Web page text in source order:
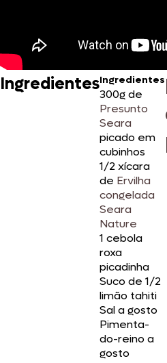
IngredientesIngredientes
300g de
Presunto
Seara
picado em
cubinhos
1/2 xícara
de Ervilha
congelada
Seara
Nature
1 cebola
roxa
picadinha
Suco de 1/2
limão tahiti
Sal a gosto
Pimenta-
do-reino a
gosto